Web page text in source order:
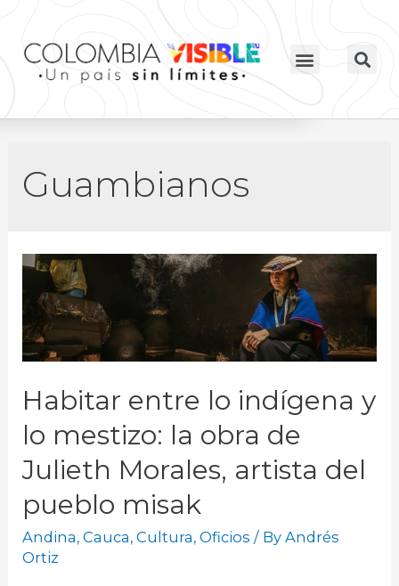
Guambianos
Habitar entre lo indígena y
lo mestizo: la obra de
Julieth Morales, artista del
pueblo misak
Andina,Cauca,Cultura,Oficios / ByAndrés
Ortiz